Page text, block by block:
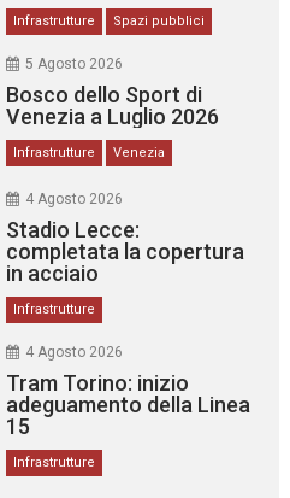
Infrastrutture Spazi pubblici
5 Agosto 2026
Bosco dello Sport di
Venezia a Luglio 2026
Infrastrutture Venezia
4 Agosto 2026
Stadio Lecce:
completata la copertura
in acciaio
Infrastrutture
4 Agosto 2026
Tram Torino: inizio
adeguamento della Linea
15
Infrastrutture